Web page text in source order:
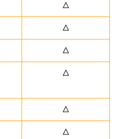
△
△
△
△
△
△